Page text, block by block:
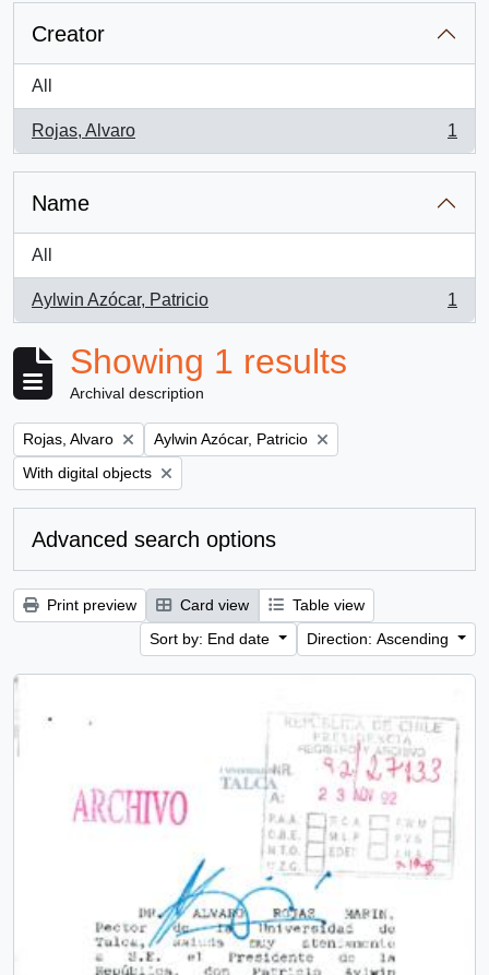
Creator
All
Rojas, Alvaro
, 1 results
1
Name
All
Aylwin Azócar, Patricio
, 1 results
1
Showing 1 results
Archival description
Remove filter:
Rojas, Alvaro Remove filter:
Aylwin Azócar, Patricio
Remove filter:
With digital objects
Advanced search options
Print preview Card view
Table view
Sort by: End date
Direction: Ascending